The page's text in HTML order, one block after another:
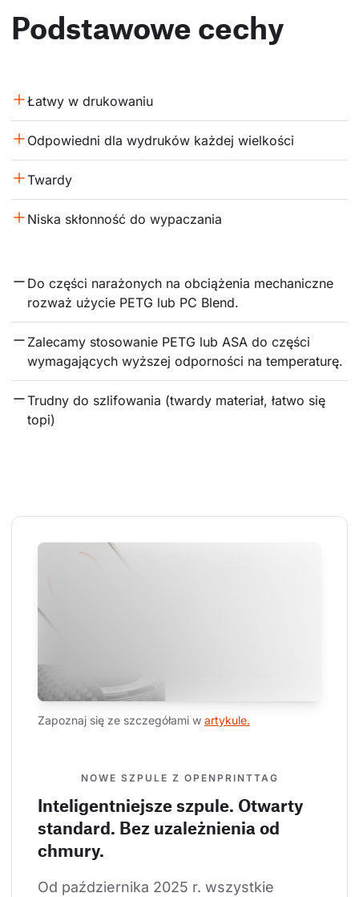
Podstawowe cechy
Łatwy w drukowaniu
Odpowiedni dla wydruków każdej wielkości
Twardy
Niska skłonność do wypaczania
Do części narażonych na obciążenia mechaniczne
rozważ użycie PETG lub PC Blend.
Zalecamy stosowanie PETG lub ASA do części
wymagających wyższej odporności na temperaturę.
Trudny do szlifowania (twardy materiał, łatwo się
topi)
Zapoznaj się ze szczegółami w artykule.
NOWE SZPULE Z OPENPRINTTAG
Inteligentniejsze szpule. Otwarty
standard. Bez uzależnienia od
chmury.
Od października 2025 r. wszystkie